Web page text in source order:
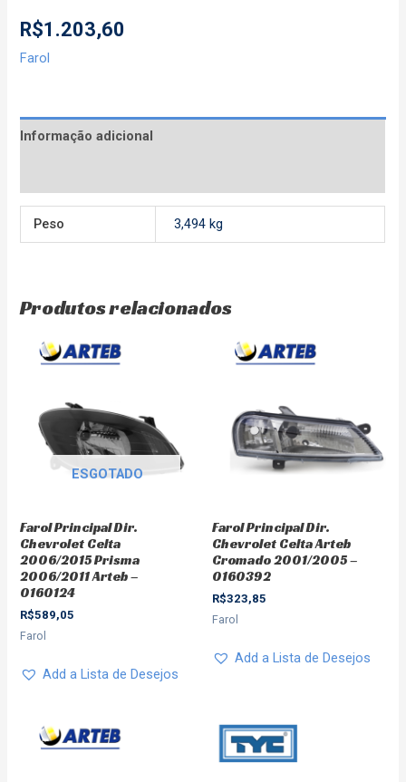
R$1.203,60
Farol
Informação adicional
Peso 3,494 kg
Produtos relacionados
ESGOTADO
Farol Principal Dir.
Chevrolet Celta
2006/2015 Prisma
2006/2011 Arteb –
0160124
R$589,05
Farol
Add a Lista de Desejos
Farol Principal Dir.
Chevrolet Celta Arteb
Cromado 2001/2005 –
0160392
R$323,85
Farol
Add a Lista de Desejos